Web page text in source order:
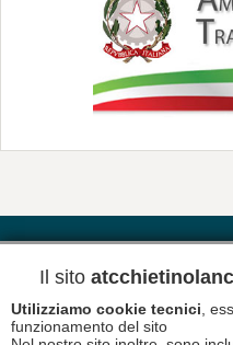
Newsletter
Il sito
Utilizziamo cookie tecnici ,
funzionamento del sito